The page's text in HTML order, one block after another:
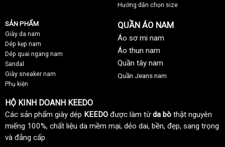
Hướng dẫn chọn size
SẢN PHẨM
Giày da nam
Dép kẹp nam
Dép quai ngang nam
Sandal
Giày sneaker nam
Phụ kiện
QUẦN ÁO NAM
Áo sơ mi nam
Áo thun nam
Quần tây nam
Quần Jeans nam
HỘ KINH DOANH KEEDO
Các sản phẩm giày dép KEEDO được làm từda bò thật nguyên
miếng 100%, chất liệu da mềm mại, dẻo dai, bền, đẹp, sang trọng
và đẳng cấp